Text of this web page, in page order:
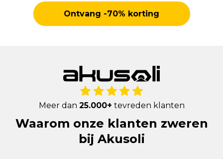
Ontvang -70% korting
Meer dan 25.000+ tevreden klanten
Waarom onze klanten zweren
bij Akusoli